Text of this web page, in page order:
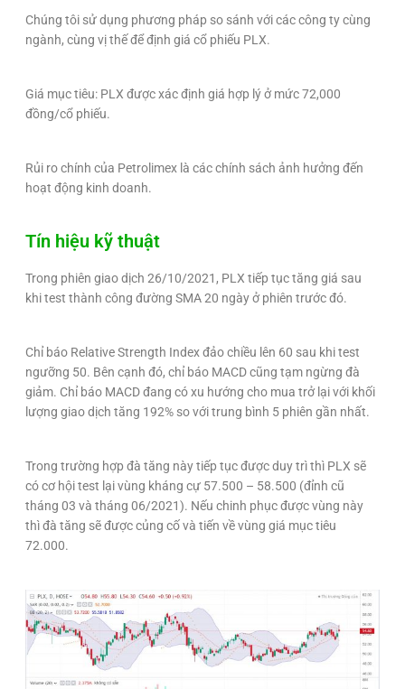
Chúng tôi sử dụng phương pháp so sánh với các công ty cùng
ngành, cùng vị thế để định giá cổ phiếu PLX.
Giá mục tiêu: PLX được xác định giá hợp lý ở mức 72,000
đồng/cổ phiếu.
Rủi ro chính của Petrolimex là các chính sách ảnh hưởng đến
hoạt động kinh doanh.
Tín hiệu kỹ thuật
Trong phiên giao dịch 26/10/2021, PLX tiếp tục tăng giá sau
khi test thành công đường SMA 20 ngày ở phiên trước đó.
Chỉ báo Relative Strength Index đảo chiều lên 60 sau khi test
ngưỡng 50. Bên cạnh đó, chỉ báo MACD cũng tạm ngừng đà
giảm. Chỉ báo MACD đang có xu hướng cho mua trở lại với khối
lượng giao dịch tăng 192% so với trung bình 5 phiên gần nhất.
Trong trường hợp đà tăng này tiếp tục được duy trì thì PLX sẽ
có cơ hội test lại vùng kháng cự 57.500 – 58.500 (đỉnh cũ
tháng 03 và tháng 06/2021). Nếu chinh phục được vùng này
thì đà tăng sẽ được củng cố và tiến về vùng giá mục tiêu
72.000.